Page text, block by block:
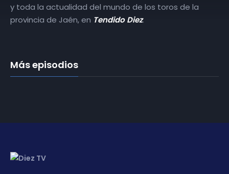
y toda la actualidad del mundo de los toros de la
provincia de Jaén, en Tendido Diez.
Más episodios